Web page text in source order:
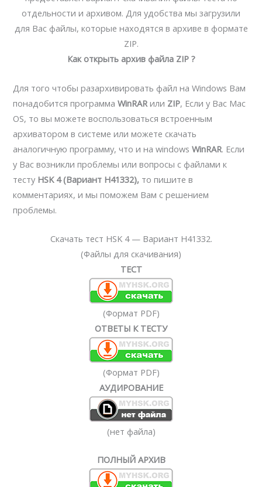
отдельности и архивом. Для удобства мы загрузили
для Вас файлы, которые находятся в архиве в формате
ZIP.
Как открыть архив файла ZIP ?
Для того чтобы разархивировать файл на Windows Вам
понадобится программаWinRARили ZIP, Если у Вас Mac
OS, то вы можете воспользоваться встроенным
архиватором в системе или можете скачать
аналогичную программу, что и на windowsWinRAR. Если
у Вас возникли проблемы или вопросы с файлами к
тесту HSK 4 (Вариант H41332), то пишите в
комментариях, и мы поможем Вам с решением
проблемы.
Скачать тест HSK 4 — Вариант H41332.
(Файлы для скачивания)
ТЕСТ
(Формат PDF)
ОТВЕТЫ К ТЕСТУ
(Формат PDF)
АУДИРОВАНИЕ
(нет файла)
ПОЛНЫЙ АРХИВ